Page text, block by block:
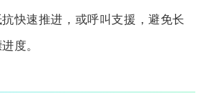
快速推进，或呼叫支援，避免长
度。